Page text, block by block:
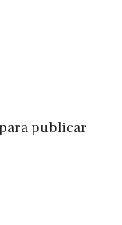
para publicar